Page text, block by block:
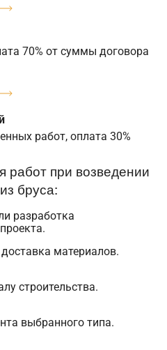
70% от суммы договора
работ, оплата 30%
работ при возведении
бруса:
разработка
материалов.
строительства.
выбранного типа.